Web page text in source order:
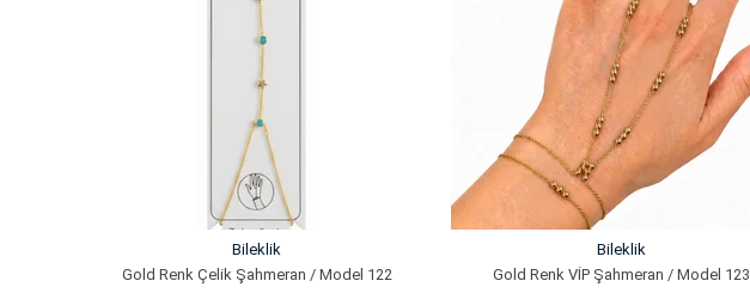
Bileklik
Gold Renk Çelik Şahmeran / Model 122
Bileklik
Gold Renk VİP Şahmeran / Model 123